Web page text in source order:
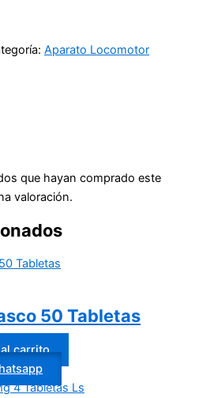
Aparato Locomotor
que hayan comprado este
valoración.
50 Tabletas
carrito